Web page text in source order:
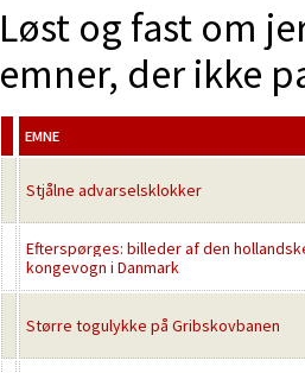
Løst og fast om
emner, der ikke
EMNE
Stjålne advarselsklokker
Efterspørges: billeder af den
kongevogn i Danmark
Større togulykke på Gribskovbanen